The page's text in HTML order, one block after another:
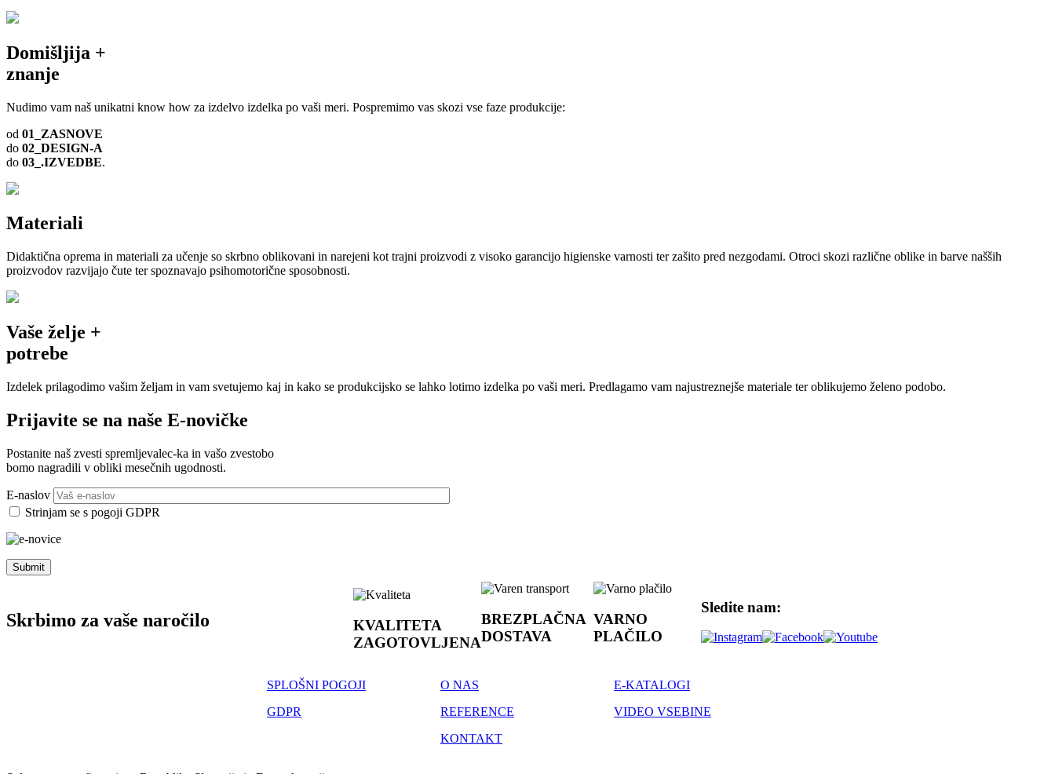
Domišljija +
znanje
Nudimo vam naš unikatni know how za izdelvo izdelka po vaši meri. Pospremimo vas skozi vse faze produkcije:
od 01_ZASNOVE
do 02_DESIGN-A
do 03_.IZVEDBE.
Materiali
Didaktična oprema in materiali za učenje so skrbno oblikovani in narejeni kot trajni proizvodi z visoko garancijo higienske varnosti ter zašito pred nezgodami. Otroci skozi različne oblike in barve našših
proizvodov razvijajo čute ter spoznavajo psihomotorične sposobnosti.
Vaše želje +
potrebe
Izdelek prilagodimo vašim željam in vam svetujemo kaj in kako se produkcijsko se lahko lotimo izdelka po vaši meri. Predlagamo vam najustreznejše materiale ter oblikujemo želeno podobo.
Prijavite se na naše E-novičke
Postanite naš zvesti spremljevalec-ka in vašo zvestobo
bomo nagradili v obliki mesečnih ugodnosti.
E-naslov
Strinjam se s pogoji GDPR
Skrbimo za vaše naročilo
KVALITETA
ZAGOTOVLJENA
BREZPLAČNA
DOSTAVA
VARNO
PLAČILO
Sledite nam:
SPLOŠNI POGOJI
GDPR
O NAS
REFERENCE
KONTAKT
E-KATALOGI
VIDEO VSEBINE